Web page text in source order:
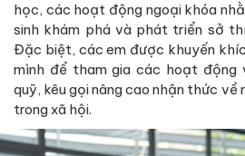
học, các hoạt động ngoại khóa
sinh khám phá và phát triển sở
Đặc biệt, các em được khuyến
mình để tham gia các hoạt động
quỹ, kêu gọi nâng cao nhận thức
trong xã hội.